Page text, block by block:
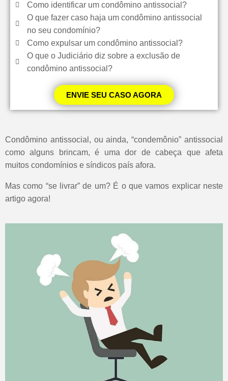
Como identificar um condômino antissocial?
O que fazer caso haja um condômino antissocial
no seu condomínio?
Como expulsar um condômino antissocial?
O que o Judiciário diz sobre a exclusão de
condômino antissocial?
ENVIE SEU CASO AGORA
Condômino antissocial, ou ainda, “condemônio” antissocial
como alguns brincam, é uma dor de cabeça que afeta
muitos condomínios e síndicos país afora.
Mas como “se livrar” de um? É o que vamos explicar neste
artigo agora!